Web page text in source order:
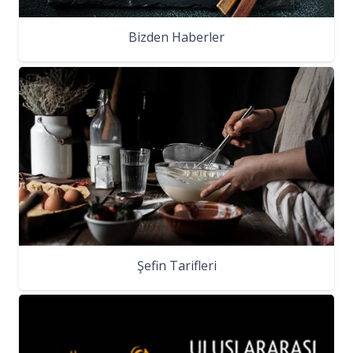
Bizden Haberler
Şefin Tarifleri